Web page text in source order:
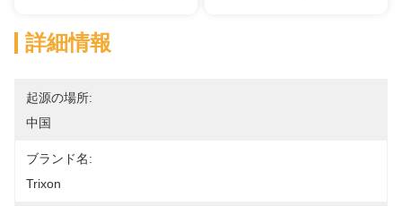
詳細情報
起源の場所:
中国
ブランド名:
Trixon